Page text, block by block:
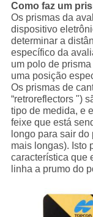
Como faz um
Os prismas da
dispositivo
determinar a
específico da
um polo de
uma posição
Os prismas de
“retroreflectors ")
tipo de medida, e
feixe que está
longo para sair
mais longas). Isto
característica que
linha a prumo do